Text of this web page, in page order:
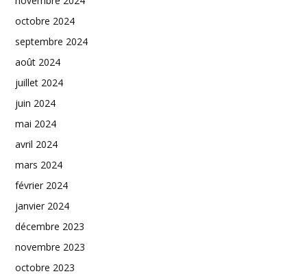
octobre 2024
septembre 2024
août 2024
juillet 2024
juin 2024
mai 2024
avril 2024
mars 2024
février 2024
janvier 2024
décembre 2023
novembre 2023
octobre 2023